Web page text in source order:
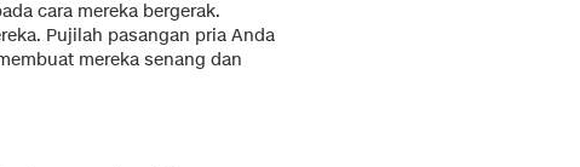
cara mereka bergerak.
Pujilah pasangan pria Anda
mereka senang dan